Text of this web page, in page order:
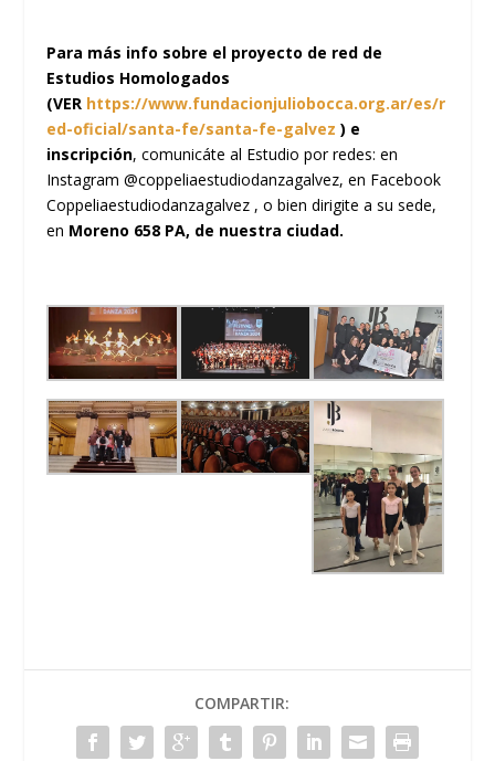
Para más info sobre el proyecto de red de
Estudios Homologados
(VER https://www.fundacionjuliobocca.org.ar/es/r
ed-oficial/santa-fe/santa-fe-galvez ) e
inscripción, comunicáte al Estudio por redes: en
Instagram @coppeliaestudiodanzagalvez, en Facebook
Coppeliaestudiodanzagalvez , o bien dirigite a su sede,
en Moreno 658 PA, de nuestra ciudad.
COMPARTIR: